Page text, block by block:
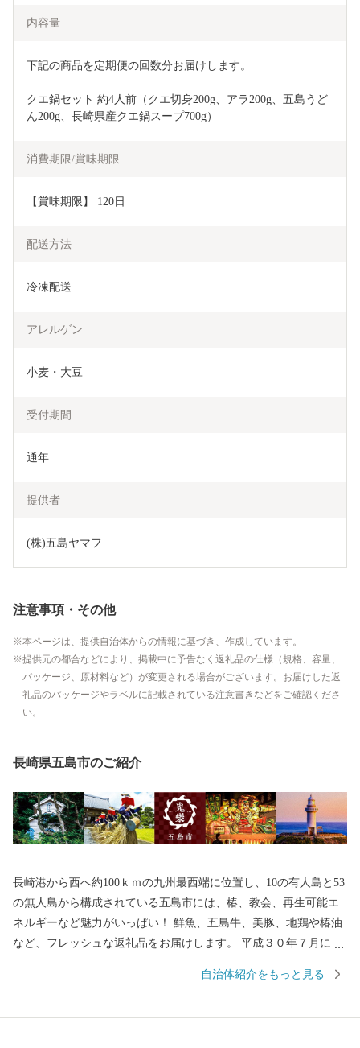
内容量
下記の商品を定期便の回数分お届けします。
クエ鍋セット 約4人前（クエ切身200g、アラ200g、五島うど
ん200g、長崎県産クエ鍋スープ700g）
消費期限/賞味期限
【賞味期限】 120日
配送方法
冷凍配送
アレルゲン
小麦・大豆
受付期間
通年
提供者
(株)五島ヤマフ
注意事項・その他
本ページは、提供自治体からの情報に基づき、作成しています。
提供元の都合などにより、掲載中に予告なく返礼品の仕様（規格、容量、
パッケージ、原材料など）が変更される場合がございます。お届けした返
礼品のパッケージやラベルに記載されている注意書きなどをご確認くださ
い。
長崎県五島市のご紹介
長崎港から西へ約100ｋｍの九州最西端に位置し、10の有人島と53
の無人島から構成されている五島市には、椿、教会、再生可能エ
ネルギーなど魅力がいっぱい！ 鮮魚、五島牛、美豚、地鶏や椿油
など、フレッシュな返礼品をお届けします。 平成３０年７月には
されました。 五島市には「久賀島の集落」と「奈留の江上集落」
自治体紹介をもっと見る